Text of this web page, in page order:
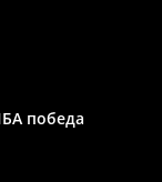
победа